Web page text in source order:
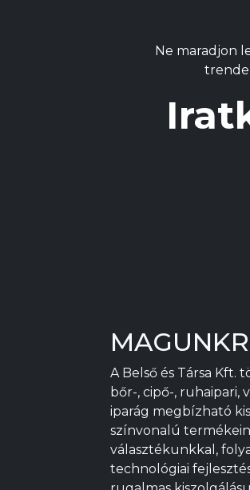
Ne maradjon
A Belső és Társa Kft.
bőr-, cipő-, ruhaipari,
iparág megbízható
színvonalú
választékunkkal,
technológiai